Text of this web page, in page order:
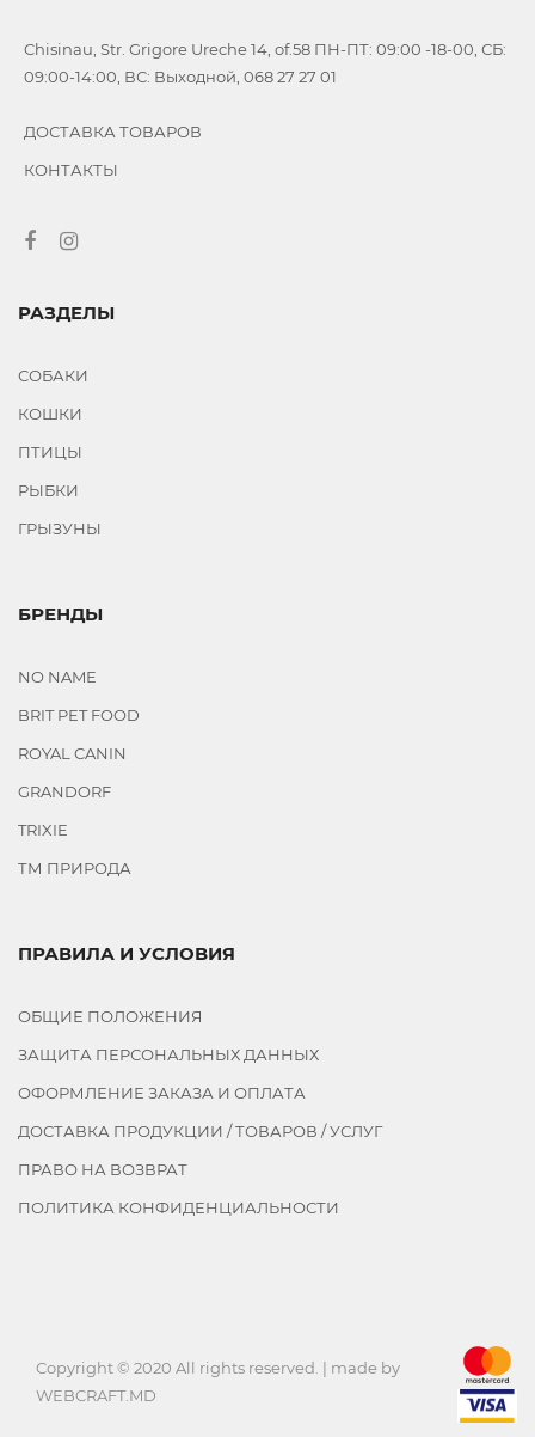
Chisinau, Str. Grigore Ureche 14, of.58 ПН-ПТ: 09:00 -18-00, СБ:
09:00-14:00, ВС: Выходной, 068 27 27 01
ДОСТАВКА ТОВАРОВ
КОНТАКТЫ
РАЗДЕЛЫ
СОБАКИ
КОШКИ
ПТИЦЫ
РЫБКИ
ГРЫЗУНЫ
БРЕНДЫ
NO NAME
BRIT PET FOOD
ROYAL CANIN
GRANDORF
TRIXIE
ТМ ПРИРОДА
ПРАВИЛА И УСЛОВИЯ
ОБЩИЕ ПОЛОЖЕНИЯ
ЗАЩИТА ПЕРСОНАЛЬНЫХ ДАННЫХ
ОФОРМЛЕНИЕ ЗАКАЗА И ОПЛАТА
ДОСТАВКА ПРОДУКЦИИ / ТОВАРОВ / УСЛУГ
ПРАВО НА ВОЗВРАТ
ПОЛИТИКА КОНФИДЕНЦИАЛЬНОСТИ
Copyright © 2020 All rights reserved. | made by
WEBCRAFT.MD